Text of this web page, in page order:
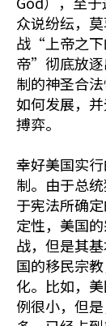
众说纷纭，
战“上帝之
帝”彻底放逐
制的神圣合
如何发展，
搏弈。
幸好美国实
制。由于总
于宪法所确
定性，美国
战，但是其
国的移民宗
化。比如，
例很小，但